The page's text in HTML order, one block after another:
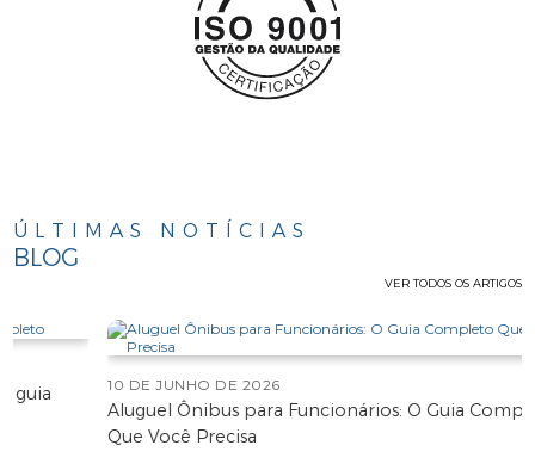
ÚLTIMAS NOTÍCIAS
BLOG
VER TODOS OS ARTIGOS
Aluguel Ônibus para Funcionários: O Guia Completo
Que Você Precisa
10 DE JUNHO DE 2026